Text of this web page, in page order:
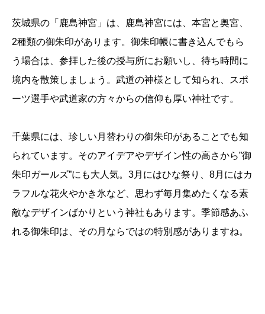
茨城県の「鹿島神宮」は、鹿島神宮には、本宮と奥宮、
2種類の御朱印があります。御朱印帳に書き込んでもら
う場合は、参拝した後の授与所にお願いし、待ち時間に
境内を散策しましょう。武道の神様として知られ、スポ
ーツ選手や武道家の方々からの信仰も厚い神社です。
千葉県には、珍しい月替わりの御朱印があることでも知
られています。そのアイデアやデザイン性の高さから”御
朱印ガールズ”にも大人気。3月にはひな祭り、8月にはカ
ラフルな花火やかき氷など、思わず毎月集めたくなる素
敵なデザインばかりという神社もあります。季節感あふ
れる御朱印は、その月ならではの特別感がありますね。